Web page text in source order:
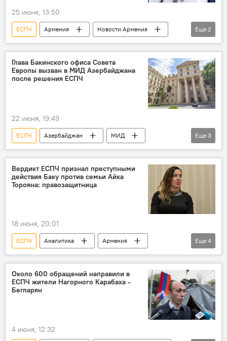
25 июня, 13:50
ЕСПЧ Армения
Новости Армения
Политика
Пашинян Никол
Еще 2
Глава Бакинского офиса Совета
Европы вызван в МИД Азербайджана
после решения ЕСПЧ
22 июня, 19:49
ЕСПЧ Азербайджан
МИД
Совет Европы
Политика Армения
Еще 3
Вердикт ЕСПЧ признал преступными
действия Баку против семьи Айка
Торояна: правозащитница
18 июня, 20:01
ЕСПЧ Аналитика
Армения
Новости Армения
правозащитник
Сирануш Саакян
Еще 4
Около 600 обращений направили в
ЕСПЧ жители Нагорного Карабаха -
Бегларян
4 июня, 12:32